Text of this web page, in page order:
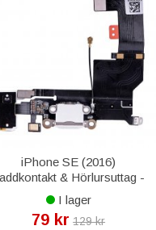
iPhone SE (2016)
& Hörlursuttag -
Vit
I lager
79 kr 129 kr